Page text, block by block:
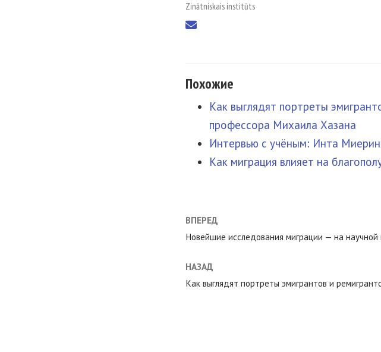
Zinātniskais institūts
Похожие
Как выглядят портреты
профессора Михаила Хазана
Интервью с учёным: Инта
Как миграция влияет на
ВПЕРЕД
Новейшие исследования миграции — на
НАЗАД
Как выглядят портреты эмигрантов и